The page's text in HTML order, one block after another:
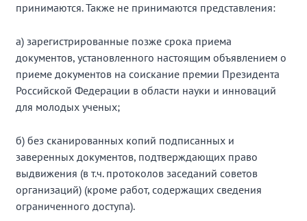
принимаются. Также не принимаются представления:
а) зарегистрированные позже срока приема
документов, установленного настоящим объявлением о
приеме документов на соискание премии Президента
Российской Федерации в области науки и инноваций
для молодых ученых;
б) без сканированных копий подписанных и
заверенных документов, подтверждающих право
выдвижения (в т.ч. протоколов заседаний советов
организаций) (кроме работ, содержащих сведения
ограниченного доступа).